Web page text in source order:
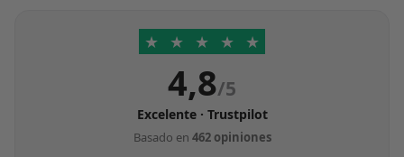
★ ★ ★ ★ ★
4,8/5
Excelente · Trustpilot
Basado en 462 opiniones